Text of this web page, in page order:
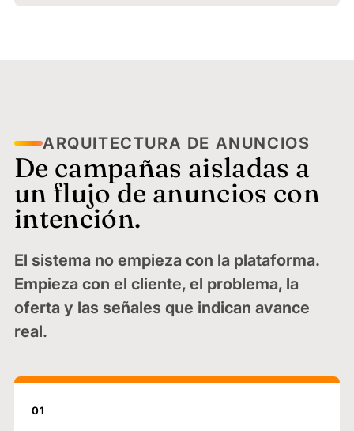
ARQUITECTURA DE ANUNCIOS
De campañas aisladas a
un flujo de anuncios con
intención.
El sistema no empieza con la plataforma.
Empieza con el cliente, el problema, la
oferta y las señales que indican avance
real.
01